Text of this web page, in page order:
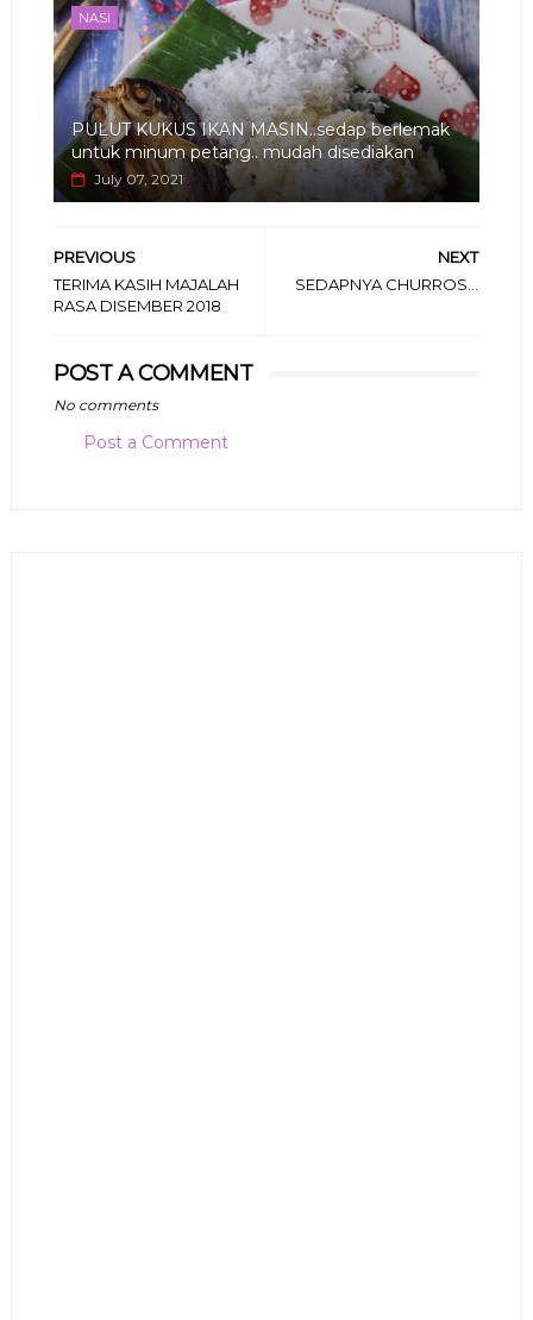
NASI
PULUT KUKUS IKAN MASIN..sedap berlemak
untuk minum petang.. mudah disediakan
July 07, 2021
NEXT
SEDAPNYA CHURROS...
PREVIOUS
TERIMA KASIH MAJALAH
RASA DISEMBER 2018
POST A COMMENT
No comments
Post a Comment